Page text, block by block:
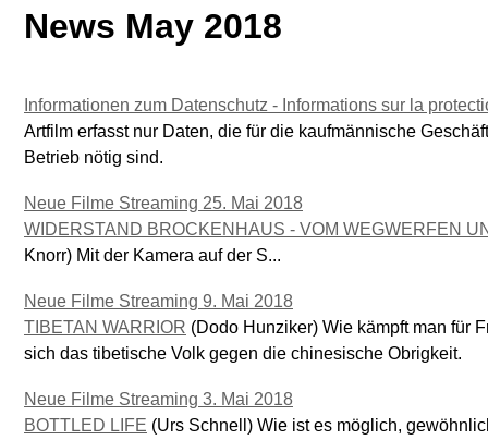
News May 2018
Informationen zum Datenschutz - Informations sur la
Artfilm erfasst nur Daten, die für die kaufmännische
Betrieb nötig sind.
Neue Filme Streaming 25. Mai 2018
WIDERSTAND BROCKENHAUS - VOM WEGWERFEN
Knorr) Mit der Kamera auf der S...
Neue Filme Streaming 9. Mai 2018
TIBETAN WARRIOR (Dodo Hunziker) Wie kämpft man für
sich das tibetische Volk gegen die chinesische Obrigkeit.
Neue Filme Streaming 3. Mai 2018
BOTTLED LIFE (Urs Schnell) Wie ist es möglich,